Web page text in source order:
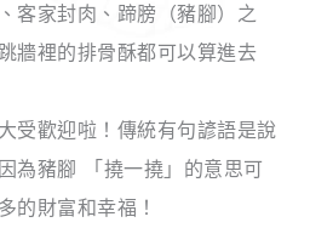
客家封肉、蹄膀（豬腳）之
牆裡的排骨酥都可以算進去
受歡迎啦！傳統有句諺語是說
為豬腳 「撓一撓」的意思可
的財富和幸福！